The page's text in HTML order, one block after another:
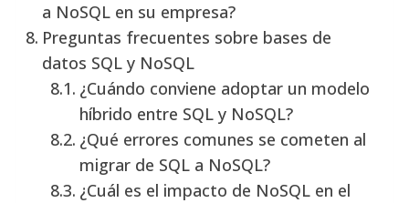
a NoSQL en su empresa?
Preguntas frecuentes sobre bases de
datos SQL y NoSQL
¿Cuándo conviene adoptar un modelo
híbrido entre SQL y NoSQL?
¿Qué errores comunes se cometen al
migrar de SQL a NoSQL?
¿Cuál es el impacto de NoSQL en el